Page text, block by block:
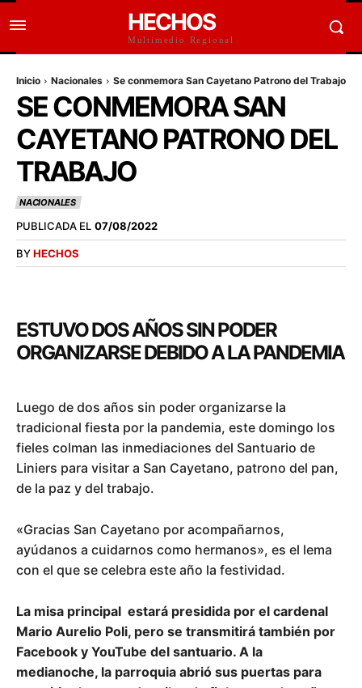
HECHOS
Multimedio Regional
Inicio Nacionales Se conmemora San Cayetano Patrono del Trabajo
SE CONMEMORA SAN
CAYETANO PATRONO DEL
TRABAJO
NACIONALES
PUBLICADA EL 07/08/2022
BYHECHOS
ESTUVO DOS AÑOS SIN PODER
ORGANIZARSE DEBIDO A LA PANDEMIA
Luego de dos años sin poder organizarse la
tradicional fiesta por la pandemia, este domingo los
fieles colman las inmediaciones del Santuario de
Liniers para visitar a San Cayetano, patrono del pan,
de la paz y del trabajo.
«Gracias San Cayetano por acompañarnos,
ayúdanos a cuidarnos como hermanos», es el lema
con el que se celebra este año la festividad.
La misa principal estará presidida por el cardenal
Mario Aurelio Poli, pero se transmitirá también por
Facebook y YouTube del santuario. A la
medianoche, la parroquia abrió sus puertas para